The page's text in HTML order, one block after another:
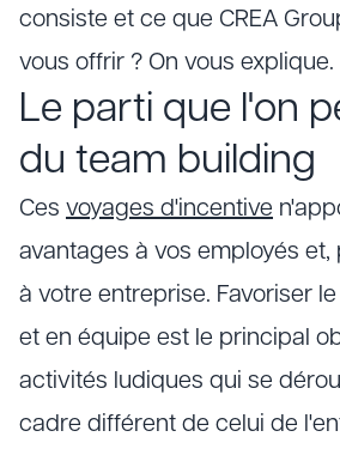
consiste et ce que CREA
vous offrir ? On vous explique.
Le parti que l'on
du team building
Ces voyages d'incentive
avantages à vos employés et,
à votre entreprise. Favoriser
et en équipe est le principal
activités ludiques qui se
cadre différent de celui de